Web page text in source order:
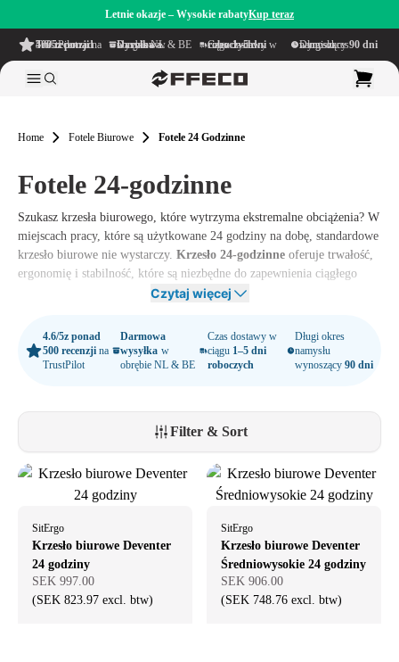
Letnie okazje – Wysokie rabatyKup teraz
4.6/5
z ponad 500 recenzji
na TrustPilot Darmowa wysyłka
w obrębie NL & BE Czas dostawy w ciągu
1–5 dni roboczych Długi okres namysłu wynoszący90 dni
Home Fotele Biurowe Fotele 24 Godzinne
Fotele 24-godzinne
Szukasz krzesła biurowego, które wytrzyma ekstremalne obciążenia? W
miejscach pracy, które są użytkowane 24 godziny na dobę, standardowe
krzesło biurowe nie wystarczy. Krzesło 24-godzinne oferuje trwałość,
ergonomię i stabilność, które są niezbędne do zapewnienia ciągłego
komfortu i wsparcia, nawet przy intensywnym użytkowaniu.
zaprojektowanych specjalnie do pracy w służbach ochrony, kontroli
ruchu i innych wymagających środowiskach pracy. Niezależnie od tego,
pomożemy Ci dokonać idealnego wyboru.
Czytaj więcej
4.6/5z ponad
500 recenzji na
TrustPilot
Darmowa
wysyłka w
obrębie NL & BE
Czas dostawy w
ciągu 1–5 dni
roboczych
Długi okres
namysłu
wynoszący90 dni
Filter & Sort
SitErgo
Krzesło biurowe Deventer
24 godziny
SEK 997.00
(SEK 823.97 excl. btw)
SitErgo
Krzesło biurowe Deventer
Średniowysokie 24 godziny
SEK 906.00
(SEK 748.76 excl. btw)